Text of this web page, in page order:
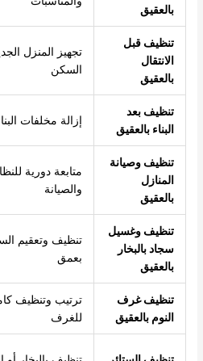
بالعقيق
تنظيف قبل
الانتقال
بالعقيق
تجهيز المنزل
السكن
تنظيف بعد
البناء بالعقيق
إزالة مخلفات
تنظيف وصيانة
المنازل
بالعقيق
متابعة دورية
والصيانة
تنظيف وغسيل
سجاد بالبخار
بالعقيق
تنظيف وتعقيم
بعمق
تنظيف غرف
النوم بالعقيق
ترتيب وتنظيف
للغرف